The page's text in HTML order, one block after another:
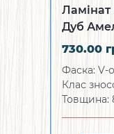
Дуб
730.00
Фаска: V-
Клас
Товщина: